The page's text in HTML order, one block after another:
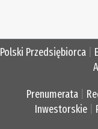
Polski Przedsiębiorca
Prenumerata
Inwestorskie|